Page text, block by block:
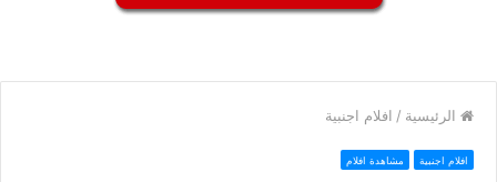
الرئيسية / افلام اجنبية
افلام اجنبية مشاهدة افلام